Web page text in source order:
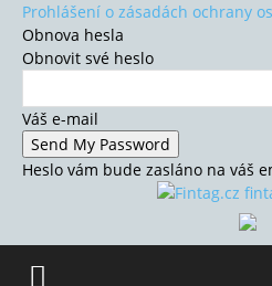
Prohlášení o zásadách ochrany
Obnova hesla
Obnovit své heslo
Váš e-mail
Heslo vám bude zasláno na váš